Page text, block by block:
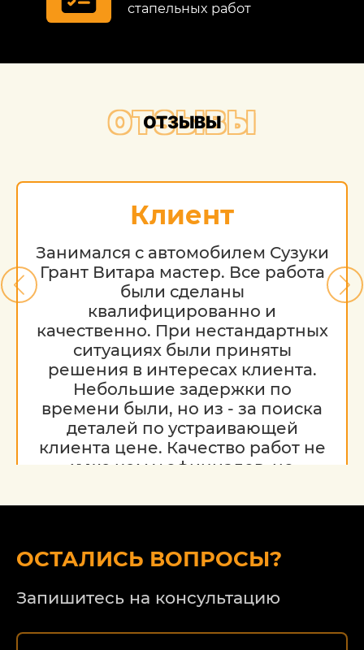
стапельных работ
ОТЗЫВЫ
ОТЗЫВЫ
Клиент
Занимался с автомобилем Сузуки
Грант Витара мастер. Все работа
были сделаны
квалифицированно и
качественно. При нестандартных
ситуациях были приняты
решения в интересах клиента.
Небольшие задержки по
времени были, но из - за поиска
деталей по устраивающей
клиента цене. Качество работ не
хуже чем у официалов, но
работу, надеюсь на дальнейшее
ОСТАЛИСЬ ВОПРОСЫ?
Запишитесь на консультацию